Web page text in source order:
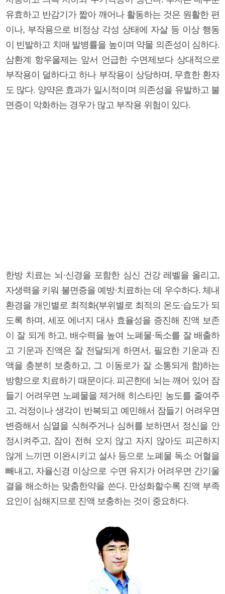
유효하고 반감기가 짧아 깨어나 활동하는 것은 원활한 편
이나, 부작용으로 비정상 각성 상태에 자살 등 이상 행동
이 빈발하고 치매 발병률을 높이며 약물 의존성이 심하다.
삼환계 항우울제는 앞서 언급한 수면제보다 상대적으로
부작용이 덜하다고 하나 부작용이 상당하며, 무효한 환자
도 많다. 양약은 효과가 일시적이며 의존성을 유발하고 불
면증이 악화하는 경우가 많고 부작용 위험이 있다.
한방 치료는 뇌·신경을 포함한 심신 건강 레벨을 올리고,
자생력을 키워 불면증을 예방·치료하는 데 우수하다. 체내
환경을 개인별로 최적화(부위별로 최적의 온도·습도가 되
도록 하며, 세포 에너지 대사 효율성을 증진해 진액 보존
이 잘 되게 하고, 배수력을 높여 노폐물·독소를 잘 배출하
고 기운과 진액은 잘 전달되게 하면서, 필요한 기운과 진
액을 충분히 보충하고, 그 이동로가 잘 소통되게 함)하는
방향으로 치료하기 때문이다. 피곤한데 뇌는 깨어 있어 잠
들기 어려우면 노폐물을 제거해 히스타민 농도를 줄여주
고, 걱정이나 생각이 반복되고 예민해서 잠들기 어려우면
변증해서 심열을 식혀주거나 심허를 보하면서 정신을 안
정시켜주고, 잠이 전혀 오지 않고 자지 않아도 피곤하지
않게 느끼면 이완시키고 설사 등으로 노폐물 독소 어혈을
빼내고, 자율신경 이상으로 수면 유지가 어려우면 간기울
결을 해소하는 맞춤한약을 쓴다. 만성화할수록 진액 부족
요인이 심해지므로 진액 보충하는 것이 중요하다.